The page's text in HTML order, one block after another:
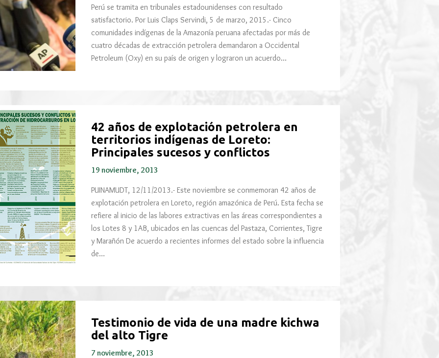
Perú se tramita en tribunales estadounidenses con resultado
satisfactorio. Por Luis Claps Servindi, 5 de marzo, 2015.- Cinco
comunidades indígenas de la Amazonía peruana afectadas por más de
cuatro décadas de extracción petrolera demandaron a Occidental
Petroleum (Oxy) en su país de origen y lograron un acuerdo…
42 años de explotación petrolera en
territorios indígenas de Loreto:
Principales sucesos y conflictos
19 noviembre, 2013
PUINAMUDT, 12/11/2013.- Este noviembre se conmemoran 42 años de
explotación petrolera en Loreto, región amazónica de Perú. Esta fecha se
refiere al inicio de las labores extractivas en las áreas correspondientes a
los Lotes 8 y 1AB, ubicados en las cuencas del Pastaza, Corrientes, Tigre
y Marañón De acuerdo a recientes informes del estado sobre la influencia
de…
Testimonio de vida de una madre kichwa
del alto Tigre
7 noviembre, 2013